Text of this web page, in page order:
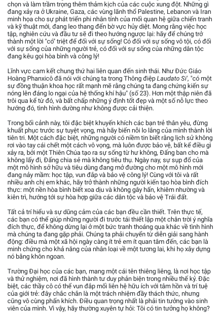
chọn và làm trầm trọng thêm thảm kịch của các cuộc xung đột. Những gì
đang xảy ra ở Ukraine, Gaza, các vùng lãnh thổ Palestine, Lebanon và Iran
minh họa cho sự phát triển phi nhân tính của mối quan hệ giữa chiến tranh
và kỹ thuật mới, đang leo thang đến bờ vực hủy diệt. Mong rằng việc học
tập, nghiên cứu và đầu tư sẽ đi theo hướng ngược lại: hãy để chúng trở
thành một lời "có" triệt để đối với sự sống! Có đối với sự sống vô tội, có đối
với sự sống của những người trẻ, có đối với sự sống của những dân tộc
đang kêu gọi hòa bình và công lý!
Lĩnh vực cam kết chung thứ hai liên quan đến sinh thái. Như Đức Giáo
Hoàng Phanxicô đã nói với chúng ta trong Thông điệp Laudato Si', "có một
sự đồng thuận khoa học rất mạnh mẽ rằng chúng ta đang chứng kiến sự
nóng lên đáng lo ngại của hệ thống khí hậu" (số 23). Hơn một thập niên đã
trôi qua kể từ đó, và bất chấp những ý định tốt đẹp và một số nỗ lực theo
hướng đó, tình hình dường như không được cải thiện.
Trong bối cảnh này, tôi đặc biệt khuyến khích các bạn trẻ thân yêu, đừng
khuất phục trước sự tuyệt vọng, mà hãy biến nỗi lo lắng của mình thành lời
tiên tri. Một cách đặc biệt, những người có niềm tin biết rằng lịch sử không
rơi vào tay cái chết một cách vô vọng, mà luôn được bảo vệ, bất kể điều gì
xảy ra, bởi một Thiên Chúa tạo ra sự sống từ hư không, Đấng ban cho mà
không lấy đi, Đấng chia sẻ mà không tiêu thụ. Ngày nay, sự sụp đổ của
một mô hình sở hữu và tiêu dùng đang mở đường cho một mô hình mới
đang nảy mầm: học tập, vun đắp và bảo vệ công lý! Cùng với tôi và rất
nhiều anh chị em khác, hãy trở thành những người kiến tạo hòa bình đích
thực: một nền hòa bình biết xoa dịu và không gây hấn, khiêm nhường và
kiên trì, hướng tới sự hòa hợp giữa các dân tộc và bảo vệ Trái đất.
Tất cả trí hiểu và sự dũng cảm của các bạn đều cần thiết. Trên thực tế,
các bạn có thể giúp những người đi trước tái thiết lập một chân trời ý nghĩa
đích thực, để không dừng lại ở một bức tranh thoáng qua khác về tình hình
mà chúng ta đang gặp phải. Chúng ta phải chuyển từ diễn giải sang hành
động: điều mà một xã hội ngày càng ít trẻ em ít quan tâm đến, các bạn là
minh chứng cho khả năng của nhân loại về một tương lai, khi họ xây dựng
nó bằng khôn ngoan.
Trường Đại học của các bạn, mang một cái tên thiêng liêng, là nơi học tập
và thử nghiệm, nơi đã hình thành tư duy phản biện trong nhiều thế kỷ. Đặc
biệt, các thầy cô có thể vun đắp mối liên hệ hữu ích với tâm hồn và trí tuệ
của giới trẻ: đây chắc chắn là một trách nhiệm đầy thách thức, nhưng
cũng vô cùng phấn khích. Điều quan trọng nhất là phải tin tưởng vào sinh
viên của mình. Vì vậy, hãy thường xuyên tự hỏi: Tôi có tin tưởng họ không?